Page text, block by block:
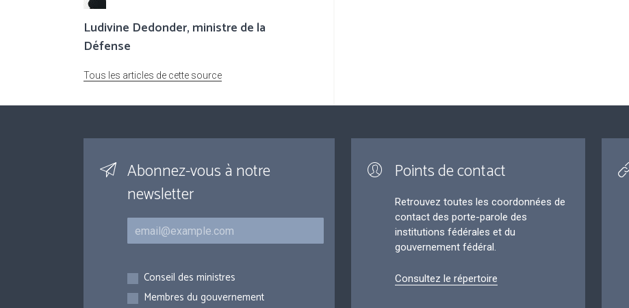
Ludivine Dedonder, ministre de la
Défense
Tous les articles de cette source
Abonnez-vous à notre
newsletter
Courriel
Inscriptions
Conseil des ministres
Membres du gouvernement
Points de contact
Retrouvez toutes les coordonnées de
contact des porte-parole des
institutions fédérales et du
gouvernement fédéral.
Consultez le répertoire